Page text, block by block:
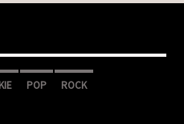
POP ROCK